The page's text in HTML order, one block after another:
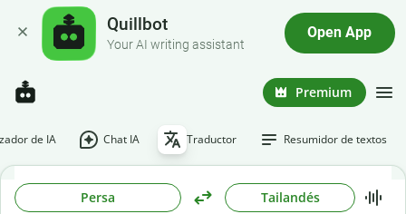
Quillbot
Your AI writing assistant
Open App
Premium
de IA Chat IA Traductor Resumidor de textos
Persa Tailandés